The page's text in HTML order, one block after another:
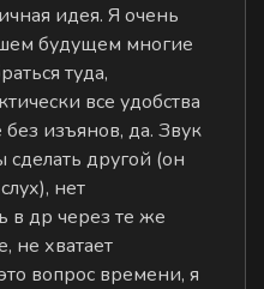
идея. Я очень
будущем многие
туда,
все удобства
изъянов, да. Звук
другой (он
нет
в др через те же
не хватает
вопрос времени, я